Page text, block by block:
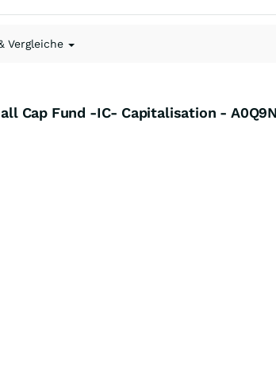
Vergleiche
Cap Fund -IC- Capitalisation -